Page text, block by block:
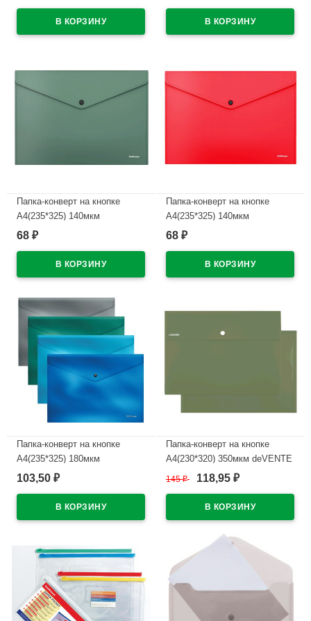
Папка-конверт на кнопке
А4(235*325) 140мкм
ErichKrause непрозрач.
68 ₽
Папка-конверт на кнопке
А4(235*325) 140мкм
ErichKrause непрозрач.
68 ₽
Папка-конверт на кнопке
А4(235*325) 180мкм
ErichKrause Металлик
103,50 ₽
Папка-конверт на кнопке
А4(230*320) 350мкм deVENTE
Маранди (Marandi)
рт.3071213
145₽ 118,95 ₽